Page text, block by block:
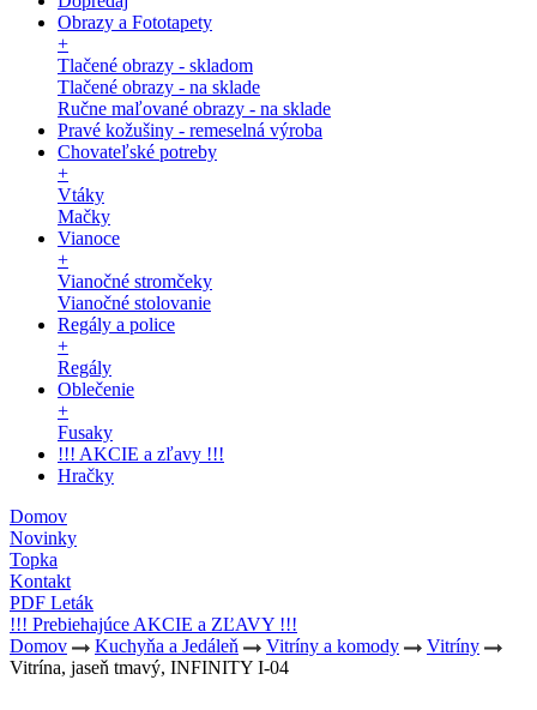
Obrazy a Fototapety
+
Tlačené obrazy - skladom
Tlačené obrazy - na sklade
Ručne maľované obrazy - na sklade
Pravé kožušiny - remeselná výroba
Chovateľské potreby
+
Vtáky
Mačky
Vianoce
+
Vianočné stromčeky
Vianočné stolovanie
Regály a police
+
Regály
Oblečenie
+
Fusaky
!!! AKCIE a zľavy !!!
Hračky
Domov
Novinky
Topka
Kontakt
PDF Leták
!!! Prebiehajúce AKCIE a ZĽAVY !!!
Domov
Kuchyňa a Jedáleň Vitríny a komody
Vitríny
Vitrína, jaseň tmavý, INFINITY I-04